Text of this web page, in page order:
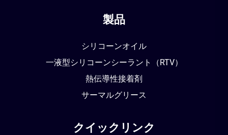
製品
シリコーンオイル
一液型シリコーンシーラント（RTV）
熱伝導性接着剤
サーマルグリース
クイックリンク